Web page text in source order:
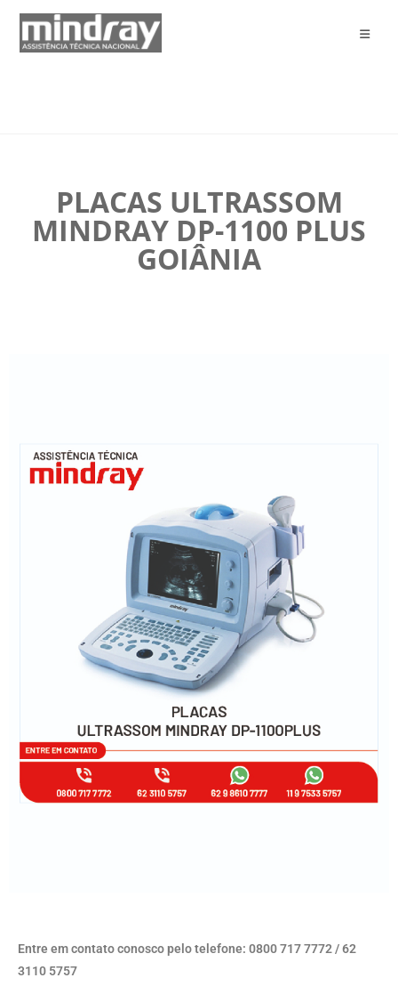
PLACAS ULTRASSOM
MINDRAY DP-1100 PLUS
GOIÂNIA
Entre em contato conosco pelo telefone: 0800 717 7772 / 62
3110 5757